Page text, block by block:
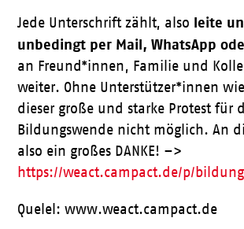
Jede Unterschrift zählt, also leite
unbedingt per Mail, WhatsApp
an Freund*innen, Familie und
weiter. Ohne Unterstützer*innen
dieser große und starke Protest für
Bildungswende nicht möglich. An
also ein großes DANKE! –>
https://weact.campact.de/p/
Quelel: www.weact.campact.de